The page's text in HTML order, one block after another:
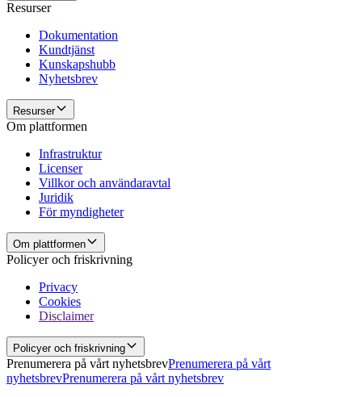
Resurser
Dokumentation
Kundtjänst
Kunskapshubb
Nyhetsbrev
Resurser
Om plattformen
Infrastruktur
Licenser
Villkor och användaravtal
Juridik
För myndigheter
Om plattformen
Policyer och friskrivning
Privacy
Cookies
Disclaimer
Policyer och friskrivning
Prenumerera på vårt nyhetsbrevPrenumerera på vårt
nyhetsbrevPrenumerera på vårt nyhetsbrev